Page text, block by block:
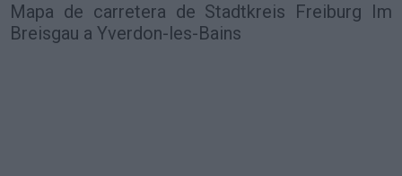
Mapa de carretera de Stadtkreis Freiburg Im
Breisgau a Yverdon-les-Bains